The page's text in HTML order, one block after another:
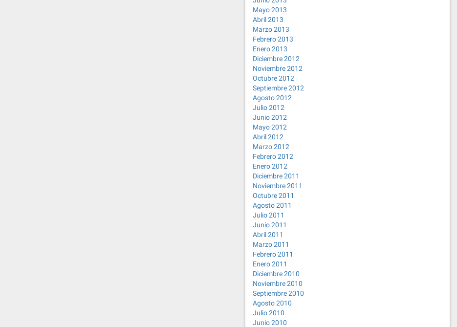
Mayo 2013
Abril 2013
Marzo 2013
Febrero 2013
Enero 2013
Diciembre 2012
Noviembre 2012
Octubre 2012
Septiembre 2012
Agosto 2012
Julio 2012
Junio 2012
Mayo 2012
Abril 2012
Marzo 2012
Febrero 2012
Enero 2012
Diciembre 2011
Noviembre 2011
Octubre 2011
Agosto 2011
Julio 2011
Junio 2011
Abril 2011
Marzo 2011
Febrero 2011
Enero 2011
Diciembre 2010
Noviembre 2010
Septiembre 2010
Agosto 2010
Julio 2010
Junio 2010